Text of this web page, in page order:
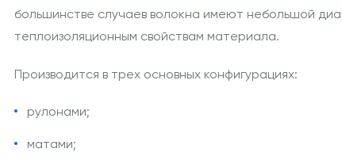
большинстве случаев волокна имеют небольшой
теплоизоляционным свойствам материала.
Производится в трех основных конфигурациях:
рулонами;
матами;